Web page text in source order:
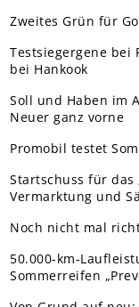
Zweites Grün für
Testsiegergene
bei Hankook
Soll und Haben im
Neuer ganz vorne
Promobil testet
Startschuss für das
Vermarktung und
Noch nicht mal
50.000-km-
Sommerreifen